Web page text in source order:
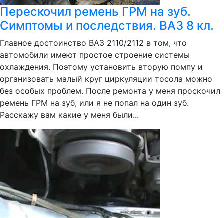
Перескочил ремень ГРМ на зуб.
Симптомы и последствия. ВАЗ 8 кл.
Главное достоинство ВАЗ 2110/2112 в том, что
автомобили имеют простое строение системы
охлаждения. Поэтому установить вторую помпу и
организовать малый круг циркуляции тосола можно
без особых проблем. После ремонта у меня проскочил
ремень ГРМ на зуб, или я не попал на один зуб.
Расскажу вам какие у меня были...